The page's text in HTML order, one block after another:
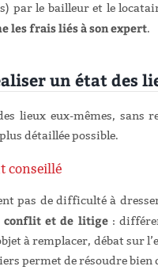
par le bailleur et le
les frais liés à son expert.
un état des
lieux eux-mêmes, sans
détaillée possible.
conseillé
pas de difficulté à
conflit et de litige:
à remplacer, débat sur
permet de résoudre bien